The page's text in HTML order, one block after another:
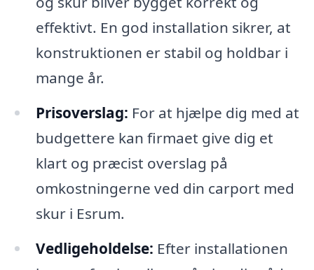
effektivt. En god installation sikrer, at
konstruktionen er stabil og holdbar i
mange år.
Prisoverslag: For at hjælpe dig med at
budgettere kan firmaet give dig et
klart og præcist overslag på
omkostningerne ved din carport med
skur i Esrum.
Vedligeholdelse: Efter installationen